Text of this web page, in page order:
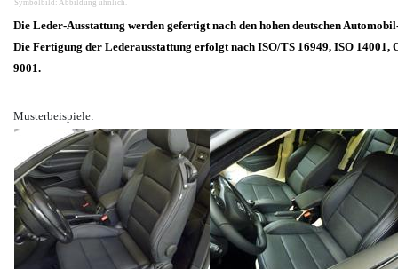
Symbolbild: Abbildung ühnlich.
Die Leder-Ausstattung werden gefertigt nach den hohen deutschen
Die Fertigung der Lederausstattung erfolgt nach ISO/TS 16949, ISO 14001,
9001.
Musterbeispiele: